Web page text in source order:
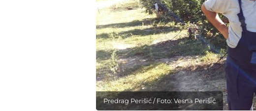
Predrag Perišić / Foto: Vesna Perišić